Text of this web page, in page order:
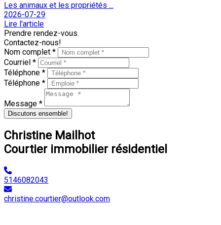
Les animaux et les propriétés ...
2026-07-29
Lire l'article
Prendre rendez-vous.
Contactez-nous!
Nom complet *
Courriel *
Téléphone *
Téléphone *
Message *
Discutons ensemble!
Christine Mailhot
Courtier immobilier résidentiel
5146082043
christine.courtier@outlook.com